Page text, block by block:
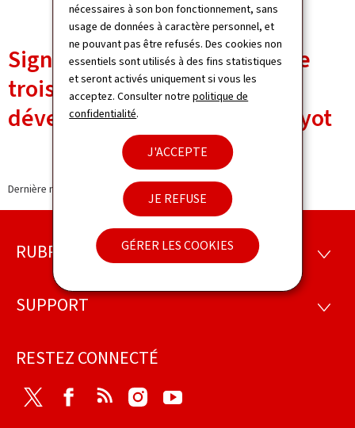
nécessaires à son bon fonctionnement, sans
usage de données à caractère personnel, et
ne pouvant pas être refusés. Des cookies non
essentiels sont utilisés à des fins statistiques
et seront activés uniquement si vous les
acceptez. Consulter notrepolitique de
confidentialité.
J'ACCEPTE
JE REFUSE
GÉRER LES COOKIES
Signature de la reconduite de
trois accords-cadres de
développement par Franz Fayot
Dernière modification le 02.02.2023
Pied
page
RUBRIQUES
SUPPORT
RESTEZ CONNECTÉ
Twitter Facebook
RSS Instagram